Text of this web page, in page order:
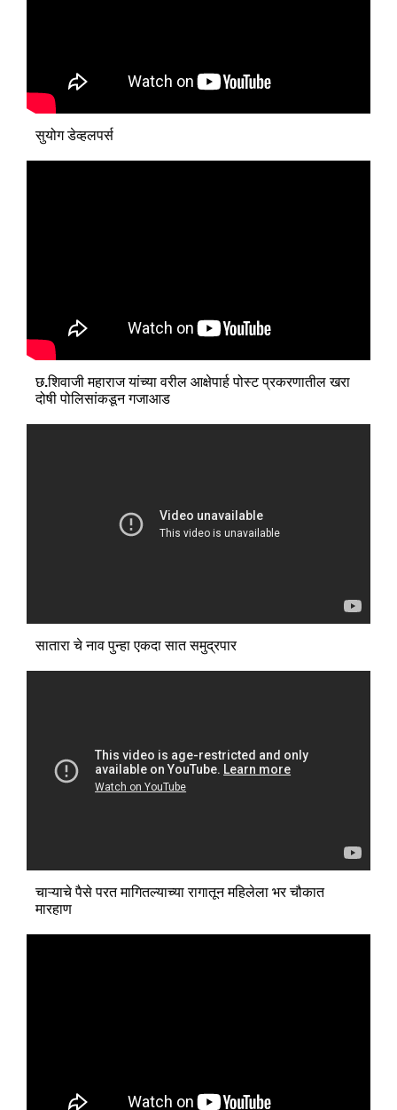
सुयोग डेव्हलपर्स
छ.शिवाजी महाराज यांच्या वरील आक्षेपार्ह पोस्ट प्रकरणातील खरा
दोषी पोलिसांकडून गजाआड
सातारा चे नाव पुन्हा एकदा सात समुद्रपार
चाऱ्याचे पैसे परत मागितल्याच्या रागातून महिलेला भर चौकात
मारहाण